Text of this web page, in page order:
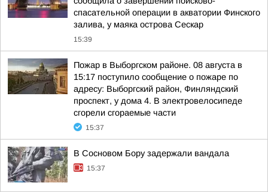
спасательной операции в акватории Финского
залива, у маяка острова Сескар
15:39
Пожар в Выборгском районе. 08 августа в
15:17 поступило сообщение о пожаре по
адресу: Выборгский район, Финляндский
проспект, у дома 4. В электровелосипеде
сгорели сгораемые части
15:37
В Сосновом Бору задержали вандала
15:37